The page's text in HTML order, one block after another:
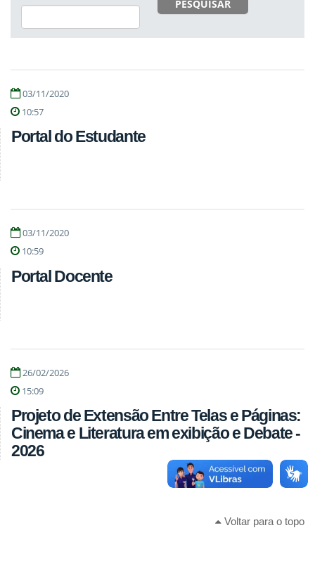
PESQUISAR
03/11/2020
10:57
Portal do Estudante
03/11/2020
10:59
Portal Docente
26/02/2026
15:09
Projeto de Extensão Entre Telas e Páginas:
Cinema e Literatura em exibição e Debate -
2026
Voltar para o topo